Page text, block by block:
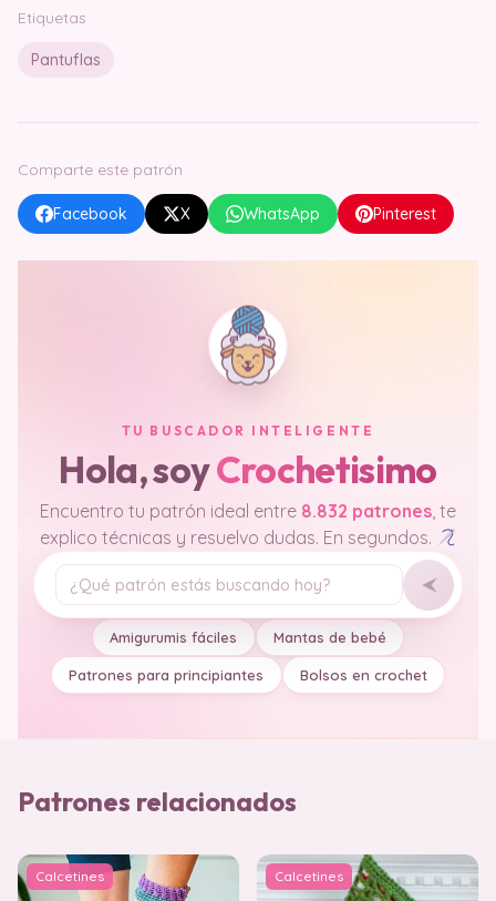
Etiquetas
Pantuflas
Comparte este patrón
Facebook X WhatsApp Pinterest
TU BUSCADOR INTELIGENTE
Hola, soyCrochetisimo
Encuentro tu patrón ideal entre 8.832 patrones, te
explico técnicas y resuelvo dudas. En segundos.
Tu pregunta
Amigurumis fáciles Mantas de bebé
Patrones para principiantes Bolsos en crochet
Patrones relacionados
Calcetines Calcetines